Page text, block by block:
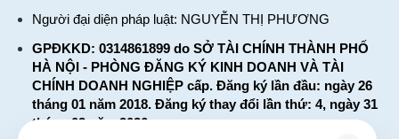
Người đại diện pháp luật: NGUYỄN THỊ PHƯƠNG
GPĐKKD: 0314861899 do SỞ TÀI CHÍNH THÀNH PHỐ
HÀ NỘI - PHÒNG ĐĂNG KÝ KINH DOANH VÀ TÀI
CHÍNH DOANH NGHIỆP cấp. Đăng ký lần đầu: ngày 26
tháng 01 năm 2018. Đăng ký thay đổi lần thứ: 4, ngày 31
tháng 03 năm 2026